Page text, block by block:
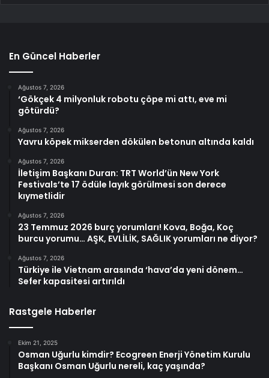
En Güncel Haberler
Ağustos 7, 2026
‘Gökçek 4 milyonluk robotu çöpe mi attı, eve mi
götürdü?
Ağustos 7, 2026
Yavru köpek mikserden dökülen betonun altında kaldı
Ağustos 7, 2026
İletişim Başkanı Duran: TRT World’ün New York
Festivals’te 17 ödüle layık görülmesi son derece
kıymetlidir
Ağustos 7, 2026
23 Temmuz 2026 burç yorumları! Kova, Boğa, Koç
burcu yorumu… AŞK, EVLİLİK, SAĞLIK yorumları ne diyor?
Ağustos 7, 2026
Türkiye ile Vietnam arasında ‘hava’da yeni dönem…
Sefer kapasitesi artırıldı
Rastgele Haberler
Ekim 21, 2025
Osman Uğurlu kimdir? Ecogreen Enerji Yönetim Kurulu
Başkanı Osman Uğurlu nereli, kaç yaşında?